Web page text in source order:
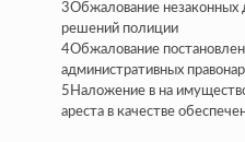
3Обжалование незаконных
решений полиции
4Обжалование
административных
5 Наложение в на
ареста в качестве